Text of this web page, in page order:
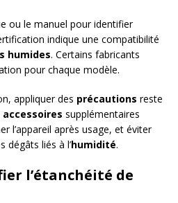
ou le manuel pour identifier
indique une compatibilité
humides. Certains fabricants
pour chaque modèle.
appliquer des précautions reste
accessoires supplémentaires
l’appareil après usage, et éviter
dégâts liés à l’humidité.
l’étanchéité de